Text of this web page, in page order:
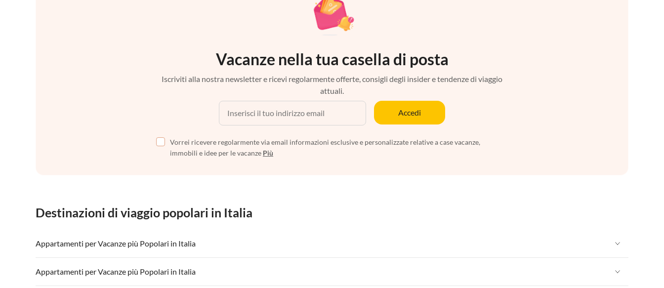
Vacanze nella tua casella di posta
Iscriviti alla nostra newsletter e ricevi regolarmente offerte, consigli degli insider e tendenze di viaggio
attuali.
Accedi
Vorrei ricevere regolarmente via email informazioni esclusive e personalizzate relative a case vacanze,
immobili e idee per le vacanze Più
Destinazioni di viaggio popolari in Italia
Appartamenti per Vacanze più Popolari in Italia
Appartamenti per Vacanze in Italia Appartamenti per Vacanze in Liguria
Appartamenti per Vacanze più Popolari in Italia